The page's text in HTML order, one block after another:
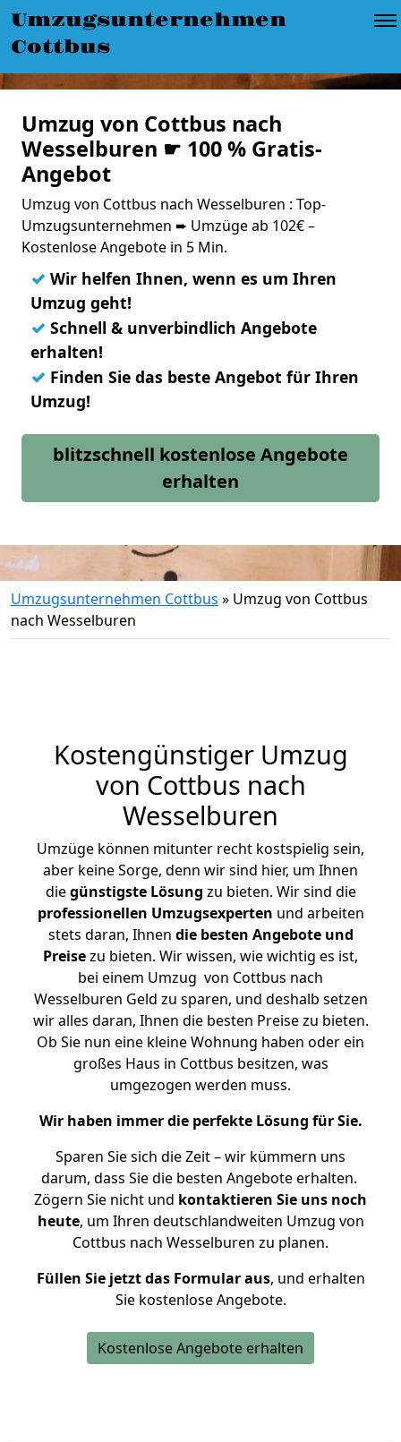
Umzugsunternehmen
Cottbus
Umzug von Cottbus nach
Wesselburen ☛ 100 % Gratis-
Angebot
Umzug von Cottbus nach Wesselburen : Top-
Umzugsunternehmen ➨ Umzüge ab 102€ –
Kostenlose Angebote in 5 Min.
✓ Wir helfen Ihnen, wenn es um Ihren
Umzug geht!
✓ Schnell & unverbindlich Angebote
erhalten!
✓ Finden Sie das beste Angebot für Ihren
Umzug!
blitzschnell kostenlose Angebote
erhalten
Umzugsunternehmen Cottbus » Umzug von Cottbus
nach Wesselburen
Kostengünstiger Umzug
von Cottbus nach
Wesselburen
Umzüge können mitunter recht kostspielig sein,
aber keine Sorge, denn wir sind hier, um Ihnen
diegünstigste Lösung zu bieten. Wir sind die
professionellen Umzugsexperten und arbeiten
stets daran, Ihnen die besten Angebote und
Preisezu bieten. Wir wissen, wie wichtig es ist,
bei einem Umzug von Cottbus nach
Wesselburen Geld zu sparen, und deshalb setzen
wir alles daran, Ihnen die besten Preise zu bieten.
Ob Sie nun eine kleine Wohnung haben oder ein
großes Haus in Cottbus besitzen, was
umgezogen werden muss.
Wir haben immer die perfekte Lösung für Sie.
Sparen Sie sich die Zeit – wir kümmern uns
darum, dass Sie die besten Angebote erhalten.
Zögern Sie nicht und kontaktieren Sie uns noch
heute, um Ihren deutschlandweiten Umzug von
Cottbus nach Wesselburen zu planen.
Füllen Sie jetzt das Formular aus, und erhalten
Sie kostenlose Angebote.
Kostenlose Angebote erhalten